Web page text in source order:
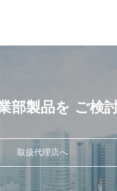
部製品を ご検
取扱代理店へ